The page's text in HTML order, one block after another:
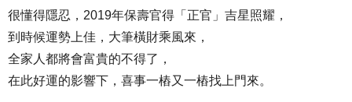
很懂得隱忍，2019年保壽官得「正官」吉星照耀，
到時候運勢上佳，大筆橫財乘風來，
全家人都將會富貴的不得了，
在此好運的影響下，喜事一樁又一樁找上門來。